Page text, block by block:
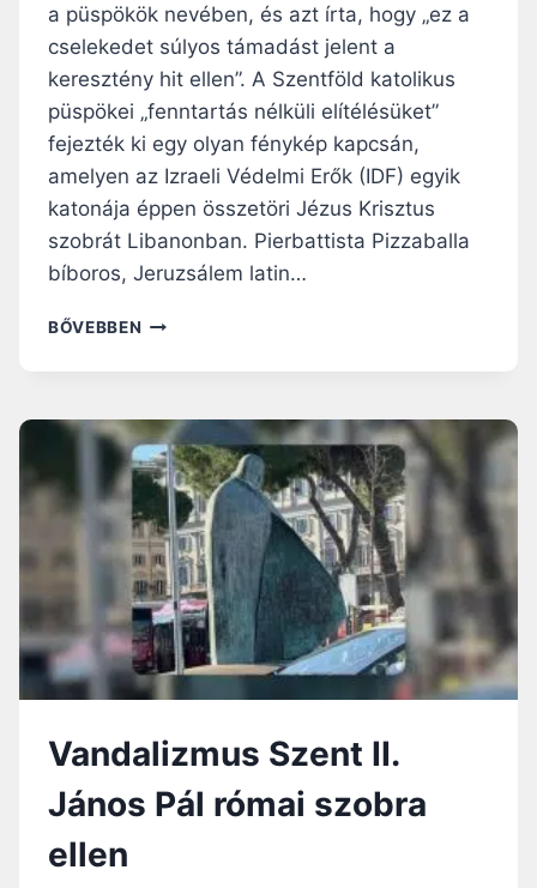
M
É
L
Y
T
E
I
M
Á
R
I
A
-
S
Z
O
R
T
É
F
E
L
G
Y
Ú
J
T
T
Á
a püspökök nevében, és azt írta, hogy „ez a
cselekedet súlyos támadást jelent a
keresztény hit ellen”. A Szentföld katolikus
püspökei „fenntartás nélküli elítélésüket”
fejezték ki egy olyan fénykép kapcsán,
amelyen az Izraeli Védelmi Erők (IDF) egyik
katonája éppen összetöri Jézus Krisztus
szobrát Libanonban. Pierbattista Pizzaballa
bíboros, Jeruzsálem latin…
BŐVEBBEN
N
T
F
L
D
I
P
Ü
S
P
Ö
Ö
E
Vandalizmus Szent II.
János Pál római szobra
ellen